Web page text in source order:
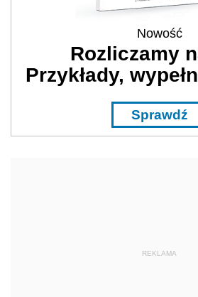
Nowość
Rozliczamy
Przykłady,
Sprawdź
REKLAMA